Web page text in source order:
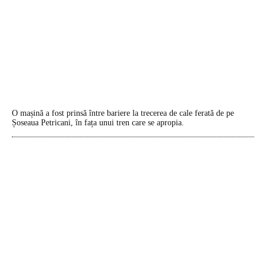
O mașină a fost prinsă între bariere la trecerea de cale ferată de pe
Șoseaua Petricani, în fața unui tren care se apropia.